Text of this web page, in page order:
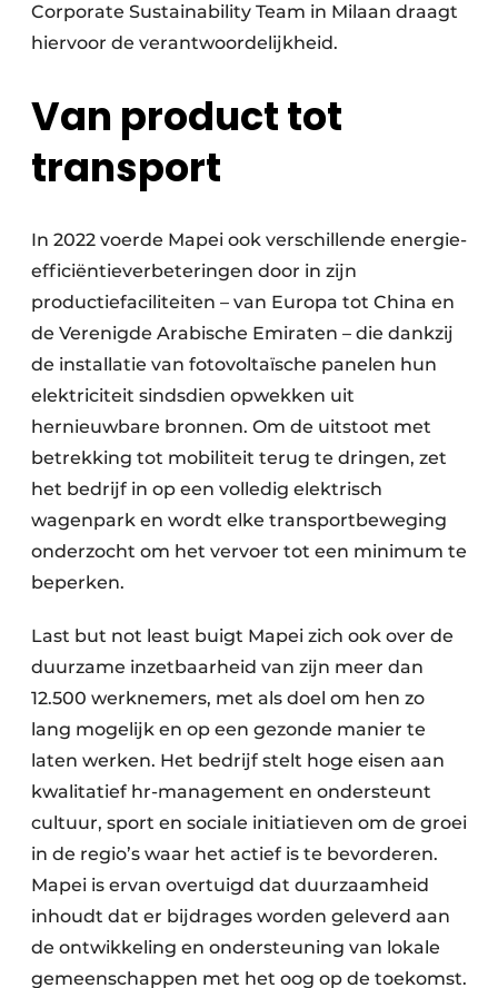
Corporate Sustainability Team in Milaan draagt
hiervoor de verantwoordelijkheid.
Van product tot
transport
In 2022 voerde Mapei ook verschillende energie-
efficiëntieverbeteringen door in zijn
productiefaciliteiten – van Europa tot China en
de Verenigde Arabische Emiraten – die dankzij
de installatie van fotovoltaïsche panelen hun
elektriciteit sindsdien opwekken uit
hernieuwbare bronnen. Om de uitstoot met
betrekking tot mobiliteit terug te dringen, zet
het bedrijf in op een volledig elektrisch
wagenpark en wordt elke transportbeweging
onderzocht om het vervoer tot een minimum te
beperken.
Last but not least buigt Mapei zich ook over de
duurzame inzetbaarheid van zijn meer dan
12.500 werknemers, met als doel om hen zo
lang mogelijk en op een gezonde manier te
laten werken. Het bedrijf stelt hoge eisen aan
kwalitatief hr-management en ondersteunt
cultuur, sport en sociale initiatieven om de groei
in de regio’s waar het actief is te bevorderen.
Mapei is ervan overtuigd dat duurzaamheid
inhoudt dat er bijdrages worden geleverd aan
de ontwikkeling en ondersteuning van lokale
gemeenschappen met het oog op de toekomst.